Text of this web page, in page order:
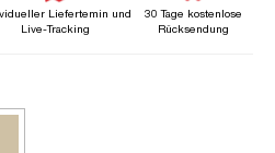
Liefertemin und
Live-Tracking
30 Tage kostenlose
Rücksendung